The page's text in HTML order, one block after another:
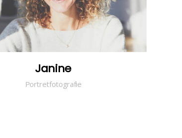
Janine
Portretfotografie